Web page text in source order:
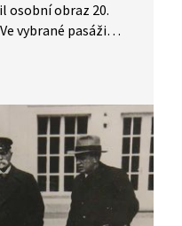
osobní obraz 20.
vybrané pasáži
autorovým